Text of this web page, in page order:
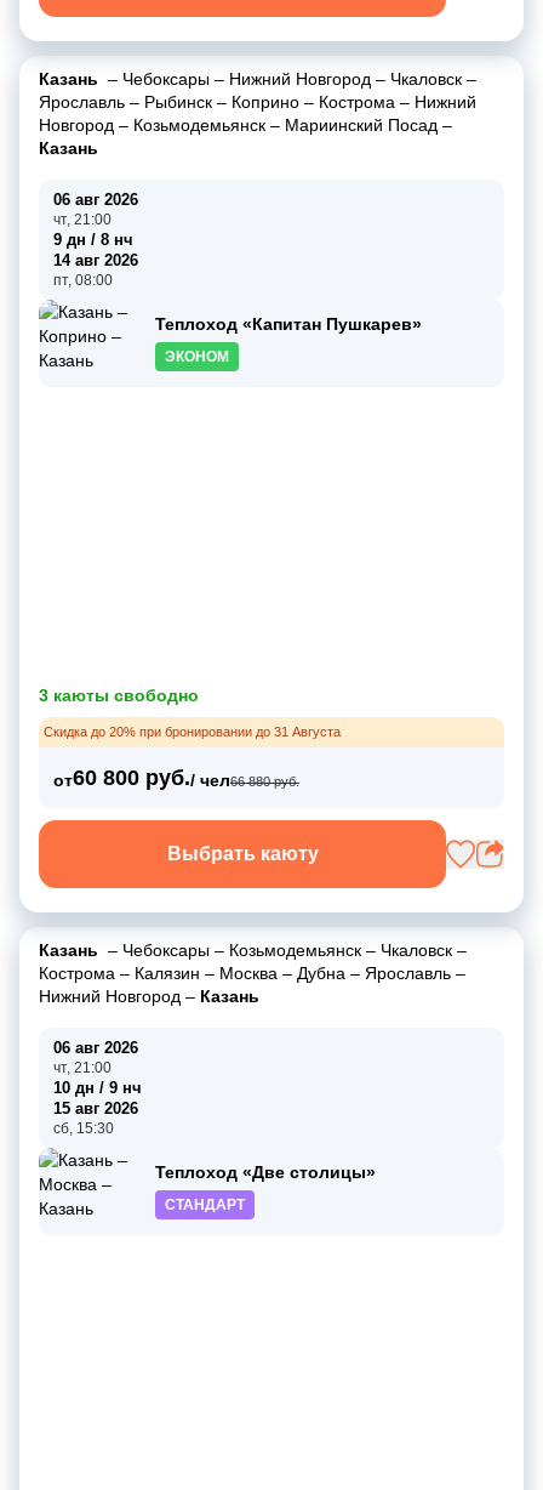
Казань – Чебоксары – Нижний Новгород – Чкаловск –
Ярославль – Рыбинск – Коприно – Кострома – Нижний
Новгород – Козьмодемьянск – Мариинский Посад –
Казань
06 авг 2026
чт, 21:00
9 дн / 8 нч
14 авг 2026
пт, 08:00
Теплоход «Капитан Пушкарев»
ЭКОНОМ
3 каюты свободно
Скидка до 20% при бронировании до 31 Августа
от60 800 руб./ чел66 880 руб.
Выбрать каюту
Казань – Чебоксары – Козьмодемьянск – Чкаловск –
Кострома – Калязин – Москва – Дубна – Ярославль –
Нижний Новгород – Казань
06 авг 2026
чт, 21:00
10 дн / 9 нч
15 авг 2026
сб, 15:30
Теплоход «Две столицы»
СТАНДАРТ